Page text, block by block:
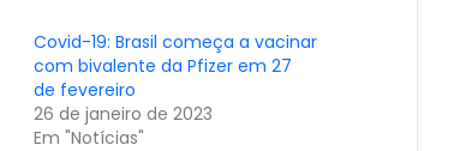
Covid-19: Brasil começa a vacinar
com bivalente da Pfizer em 27
de fevereiro
26 de janeiro de 2023
Em "Notícias"